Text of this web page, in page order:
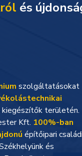
és
szolgáltatásokat
területén.
Kft. 100%-ban
építőipari családi
és